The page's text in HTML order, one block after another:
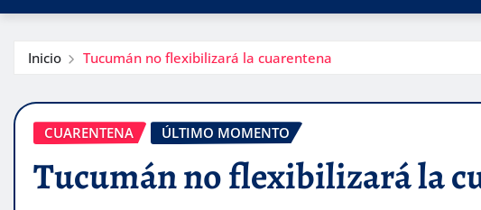
Inicio Tucumán no flexibilizará la cuarentena
CUARENTENA ÚLTIMO MOMENTO
Tucumán no flexibilizará la